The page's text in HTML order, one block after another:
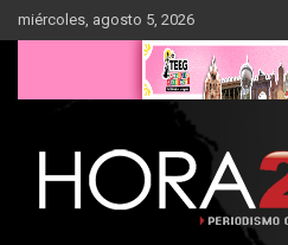
Saltar
al
miércoles, agosto 5, 2026